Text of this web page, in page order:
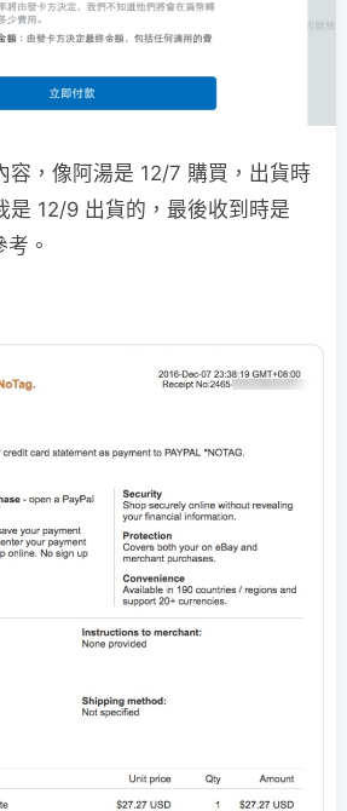
容，像阿湯是 12/7 購買，出貨時
是 12/9 出貨的，最後收到時是
。